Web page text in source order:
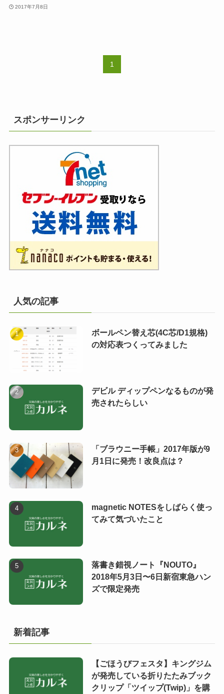
2017年7月8日
1
スポンサーリンク
人気の記事
ボールペン替え芯(4C芯/D1規格)
の対応表つくってみました
デビル ディップペンなるものが発
売されたらしい
「ブラウニー手帳」2017年版が9
月1日に発売！改良点は？
magnetic NOTESをしばらく使っ
てみて気づいたこと
落書き錯視ノート『NOUTO』
2018年5月3日〜6日新宿東急ハン
ズで限定発売
新着記事
【ごほうびフェスタ】キングジム
が発売している折りたたみブック
クリップ「ツイップ(Twip)」を購